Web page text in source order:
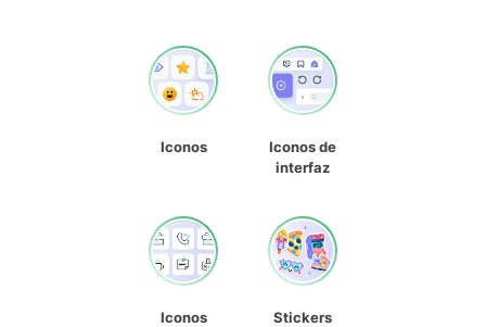
Iconos
Iconos de
interfaz
Iconos
Stickers